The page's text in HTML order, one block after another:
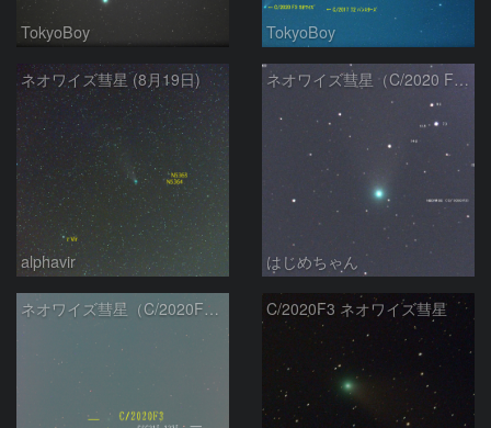
TokyoBoy TokyoBoy
ネオワイズ彗星 (8月19日)
alphavir
ネオワイズ彗星（C/2020 F3）
はじめちゃん
ネオワイズ彗星（C/2020F3）8月18日 200mm C/2020F3 ネオワイズ彗星